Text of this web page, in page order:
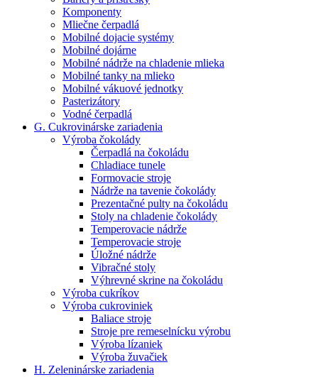
Komponenty
Mliečne čerpadlá
Mobilné dojacie systémy
Mobilné dojárne
Mobilné nádrže na chladenie mlieka
Mobilné tanky na mlieko
Mobilné vákuové jednotky
Pasterizátory
Vodné čerpadlá
G. Cukrovinárske zariadenia
Výroba čokolády
Čerpadlá na čokoládu
Chladiace tunele
Formovacie stroje
Nádrže na tavenie čokolády
Prezentačné pulty na čokoládu
Stoly na chladenie čokolády
Temperovacie nádrže
Temperovacie stroje
Úložné nádrže
Vibračné stoly
Výhrevné skrine na čokoládu
Výroba cukríkov
Výroba cukroviniek
Baliace stroje
Stroje pre remeselnícku výrobu
Výroba lízaniek
Výroba žuvačiek
H. Zeleninárske zariadenia